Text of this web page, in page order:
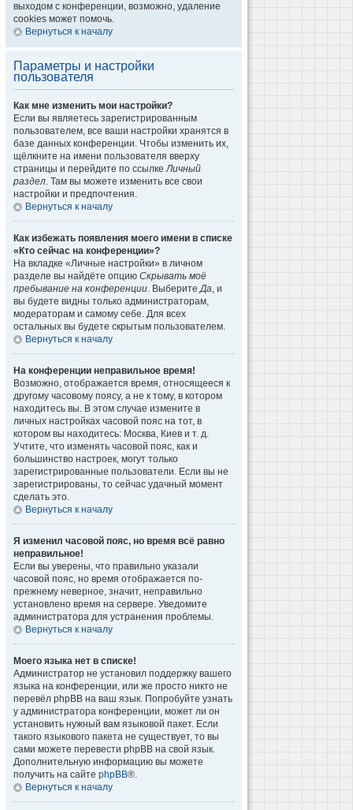
выходом с конференции, возможно, удаление
cookies может помочь.
Вернуться к началу
Параметры и настройки
пользователя
Как мне изменить мои настройки?
Если вы являетесь зарегистрированным
пользователем, все ваши настройки хранятся в
базе данных конференции. Чтобы изменить их,
щёлкните на имени пользователя вверху
страницы и перейдите по ссылкеЛичный
раздел. Там вы можете изменить все свои
настройки и предпочтения.
Вернуться к началу
Как избежать появления моего имени в списке
«Кто сейчас на конференции»?
На вкладке «Личные настройки» в личном
разделе вы найдёте опцию Скрывать моё
пребывание на конференции. ВыберитеДа, и
вы будете видны только администраторам,
модераторам и самому себе. Для всех
остальных вы будете скрытым пользователем.
Вернуться к началу
На конференции неправильное время!
Возможно, отображается время, относящееся к
другому часовому поясу, а не к тому, в котором
находитесь вы. В этом случае измените в
личных настройках часовой пояс на тот, в
котором вы находитесь: Москва, Киев и т. д.
Учтите, что изменять часовой пояс, как и
большинство настроек, могут только
зарегистрированные пользователи. Если вы не
зарегистрированы, то сейчас удачный момент
сделать это.
Вернуться к началу
Я изменил часовой пояс, но время всё равно
неправильное!
Если вы уверены, что правильно указали
часовой пояс, но время отображается по-
прежнему неверное, значит, неправильно
установлено время на сервере. Уведомите
администратора для устранения проблемы.
Вернуться к началу
Моего языка нет в списке!
Администратор не установил поддержку вашего
языка на конференции, или же просто никто не
перевёл phpBB на ваш язык. Попробуйте узнать
у администратора конференции, может ли он
установить нужный вам языковой пакет. Если
такого языкового пакета не существует, то вы
сами можете перевести phpBB на свой язык.
Дополнительную информацию вы можете
получить на сайте phpBB®.
Вернуться к началу